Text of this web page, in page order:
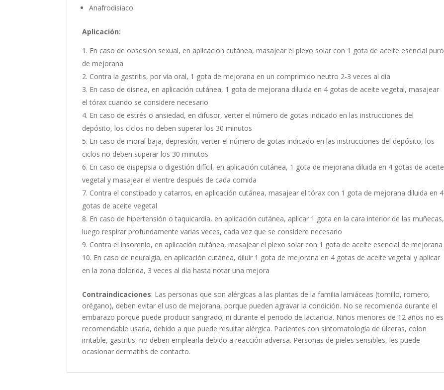
Anafrodisiaco
Aplicación:
En caso de obsesión sexual, en aplicación cutánea, masajear el plexo solar con 1 gota de aceite esencial puro
de mejorana
Contra la gastritis, por vía oral, 1 gota de mejorana en un comprimido neutro 2-3 veces al día
En caso de disnea, en aplicación cutánea, 1 gota de mejorana diluida en 4 gotas de aceite vegetal, masajear
el tórax cuando se considere necesario
En caso de estrés o ansiedad, en difusor, verter el número de gotas indicado en las instrucciones del
depósito, los ciclos no deben superar los 30 minutos
En caso de moral baja, depresión, verter el número de gotas indicado en las instrucciones del depósito, los
ciclos no deben superar los 30 minutos
En caso de dispepsia o digestión difícil, en aplicación cutánea, 1 gota de mejorana diluida en 4 gotas de aceite
vegetal y masajear el vientre después de cada comida
Contra el constipado y catarros, en aplicación cutánea, masajear el tórax con 1 gota de mejorana diluida en 4
gotas de aceite vegetal
En caso de hipertensión o taquicardia, en aplicación cutánea, aplicar 1 gota en la cara interior de las muñecas,
luego respirar profundamente varias veces, cada vez que se considere necesario
Contra el insomnio, en aplicación cutánea, masajear el plexo solar con 1 gota de aceite esencial de mejorana
En caso de neuralgia, en aplicación cutánea, diluir 1 gota de mejorana en 4 gotas de aceite vegetal y aplicar
en la zona dolorida, 3 veces al día hasta notar una mejora
Contraindicaciones: Las personas que son alérgicas a las plantas de la familia lamiáceas (tomillo, romero,
orégano), deben evitar el uso de mejorana, porque pueden agravar la condición. No se recomienda durante el
embarazo porque puede producir sangrado; ni durante el periodo de lactancia. Niños menores de 12 años no es
recomendable usarla, debido a que puede resultar alérgica. Pacientes con sintomatología de úlceras, colon
irritable, gastritis, no deben emplearla debido a reacción adversa. Personas de pieles sensibles, les puede
ocasionar dermatitis de contacto.